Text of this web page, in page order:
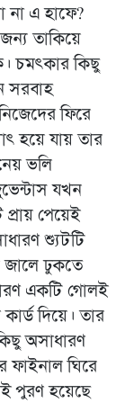
না এ হাফে?
তাকিয়ে
চমৎকার কিছু
সরবাহ
ফিরে
হয়ে যায় তার
ভলি
যখন
পেয়েই
শ্যুটটি
জালে ঢুকতে
একটি গোলই
দিয়ে। তার
অসাধারণ
ফাইনাল ঘিরে
পুরণ হয়েছে